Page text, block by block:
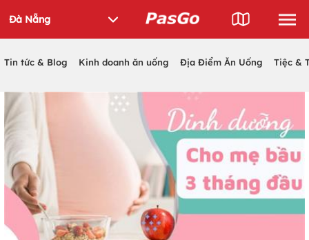
Tin tức & Blog Kinh doanh ăn uống Địa Điểm Ăn Uống Tiệc &